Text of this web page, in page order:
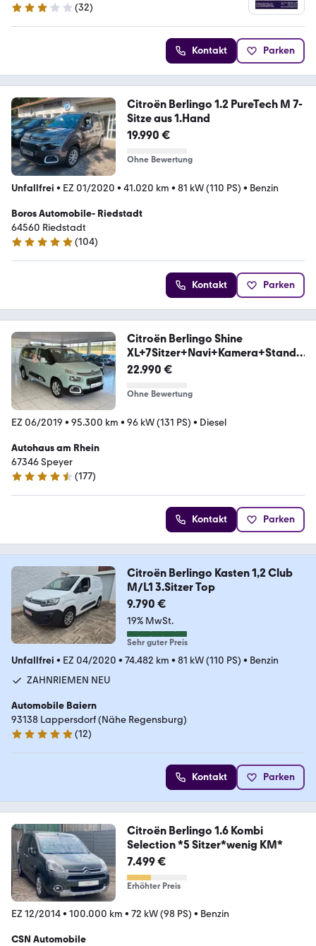
3 Sterne
(32)
Kontakt Parken
Citroën Berlingo 1.2 PureTech M 7-
Sitze aus 1.Hand
19.990 €
Ohne Bewertung
Unfallfrei • EZ 01/2020 • 41.020 km • 81 kW (110 PS) • Benzin
Boros Automobile- Riedstadt
64560 Riedstadt
4.9 Sterne
(104)
Kontakt Parken
Citroën Berlingo Shine
XL+7Sitzer+Navi+Kamera+Standh
zg
22.990 €
Ohne Bewertung
EZ 06/2019 • 95.300 km • 96 kW (131 PS) • Diesel
Autohaus am Rhein
67346 Speyer
4.5 Sterne
(177)
Kontakt Parken
Citroën Berlingo Kasten 1,2 Club
M/L1 3.Sitzer Top
9.790 €
19% MwSt.
Sehr guter Preis
Unfallfrei • EZ 04/2020 • 74.482 km • 81 kW (110 PS) • Benzin
ZAHNRIEMEN NEU
Automobile Baiern
93138 Lappersdorf (Nähe Regensburg)
5 Sterne
(12)
Kontakt Parken
Citroën Berlingo 1.6 Kombi
Selection *5 Sitzer*wenig KM*
7.499 €
Erhöhter Preis
EZ 12/2014• 100.000 km • 72 kW (98 PS) • Benzin
CSN Automobile